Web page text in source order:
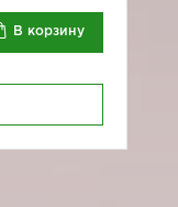
В корзину